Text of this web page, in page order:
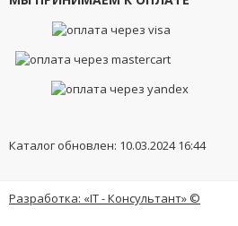
Каталог обновлен: 10.03.2024 16:44
Разработка: «IT - Консультант» ©